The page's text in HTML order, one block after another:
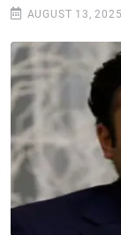
AUGUST 13, 2025